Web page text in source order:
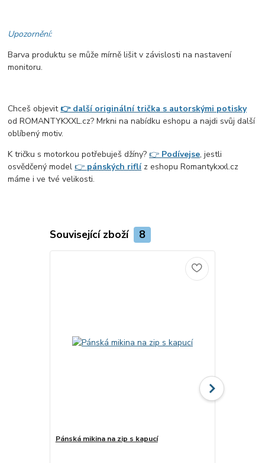
Upozornění:
Barva produktu se může mírně lišit v závislosti na nastavení
monitoru.
Chceš objevit👉 další originální trička s autorskými potisky
od ROMANTYKXXL.cz? Mrkni na nabídku eshopu a najdi svůj další
oblíbený motiv.
K tričku s motorkou potřebuješ džíny?👉 Podívejse, jestli
osvědčený model👉 pánských riflíz eshopu Romantykxxl.cz
máme i ve tvé velikosti.
Související zboží 8
Pánská mikina na zip s kapucí